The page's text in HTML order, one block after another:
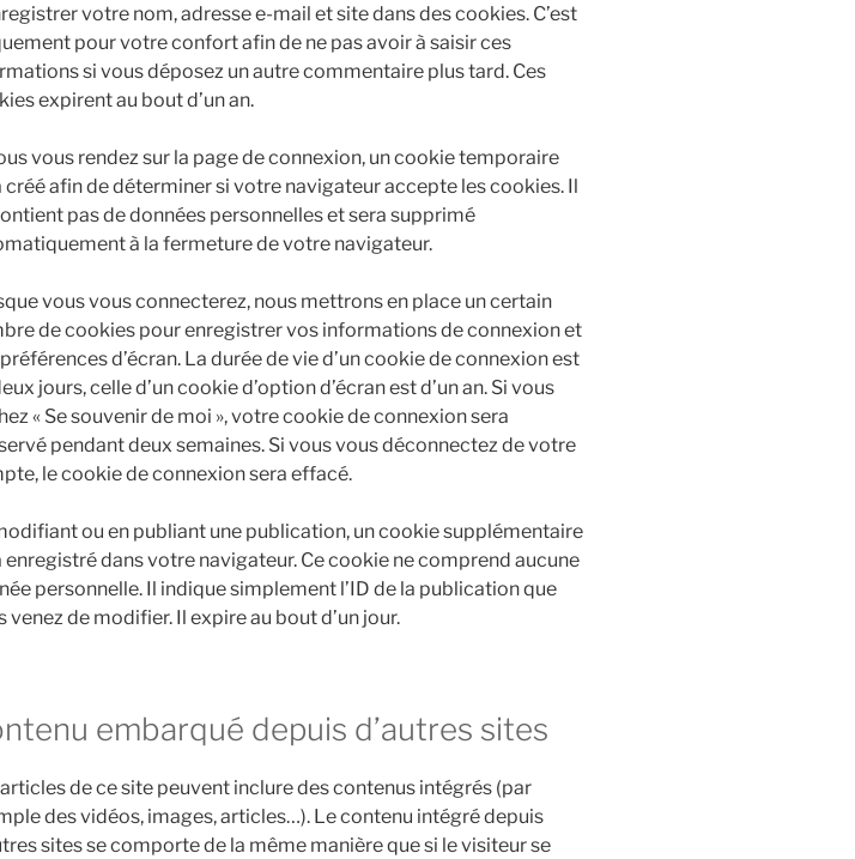
votre nom, adresse e-mail et site dans des cookies. C’est
pour votre confort afin de ne pas avoir à saisir ces
si vous déposez un autre commentaire plus tard. Ces
expirent au bout d’un an.
vous rendez sur la page de connexion, un cookie temporaire
créé afin de déterminer si votre navigateur accepte les cookies. Il
pas de données personnelles et sera supprimé
à la fermeture de votre navigateur.
vous vous connecterez, nous mettrons en place un certain
de cookies pour enregistrer vos informations de connexion et
d’écran. La durée de vie d’un cookie de connexion est
jours, celle d’un cookie d’option d’écran est d’un an. Si vous
« Se souvenir de moi », votre cookie de connexion sera
pendant deux semaines. Si vous vous déconnectez de votre
le cookie de connexion sera effacé.
ou en publiant une publication, un cookie supplémentaire
enregistré dans votre navigateur. Ce cookie ne comprend aucune
personnelle. Il indique simplement l’ID de la publication que
venez de modifier. Il expire au bout d’un jour.
embarqué depuis d’autres sites
de ce site peuvent inclure des contenus intégrés (par
des vidéos, images, articles…). Le contenu intégré depuis
sites se comporte de la même manière que si le visiteur se